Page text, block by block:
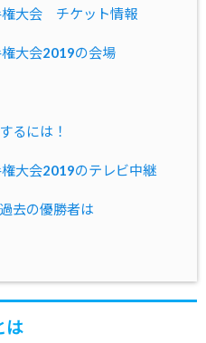
権大会 チケット情報
大会2019の会場
るには！
大会2019のテレビ中継
去の優勝者は
は